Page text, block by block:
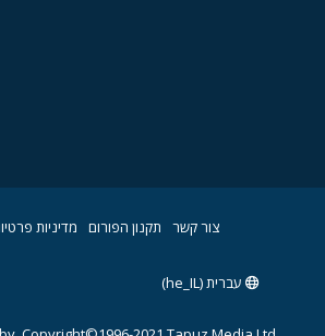
צור קשר תקנון הפורום מדיניות
עברית (he_IL)